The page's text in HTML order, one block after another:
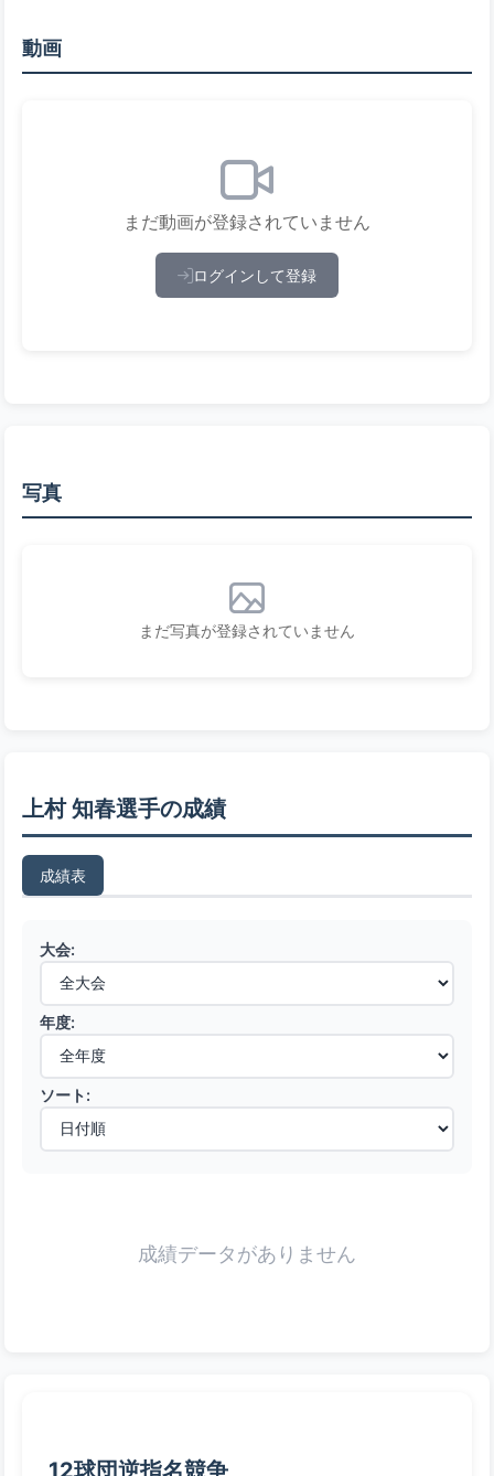
動画
まだ動画が登録されていません
ログインして登録
写真
まだ写真が登録されていません
上村 知春選手の成績
成績表
大会:
年度:
ソート:
成績データがありません